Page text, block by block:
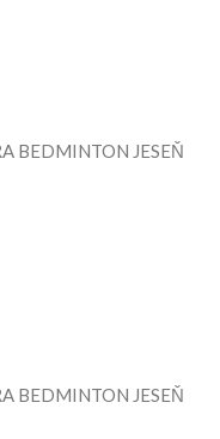
BEDMINTON JESEŇ
BEDMINTON JESEŇ